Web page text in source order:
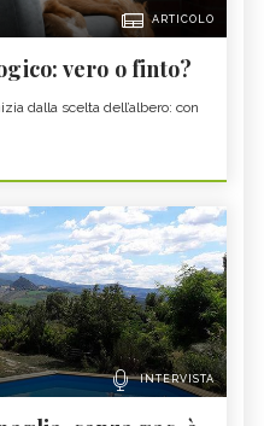
ARTICOLO
vero o finto?
dalla scelta dell’albero: con
INTERVISTA